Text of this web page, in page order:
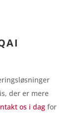
der er mere
os i dagfor